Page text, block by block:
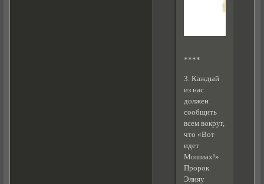
****
3. Каждый
из нас
должен
сообщить
всем вокруг,
что «Вот
идет
Мошиах!».
Пророк
Элияу